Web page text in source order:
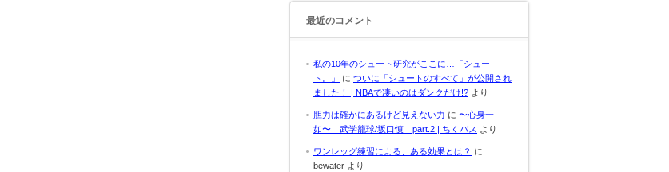
最近のコメント
私の10年のシュート研究がここに…「シュー
ト。」
に ついに「シュートのすべて」が公開され
ました！ | NBAで凄いのはダンクだけ!? より
胆力は確かにあるけど見えない力 に 〜心身一
如〜 武学籠球/坂口慎 part.2 | ちくバス より
ワンレッグ練習による、ある効果とは？ に
bewater より